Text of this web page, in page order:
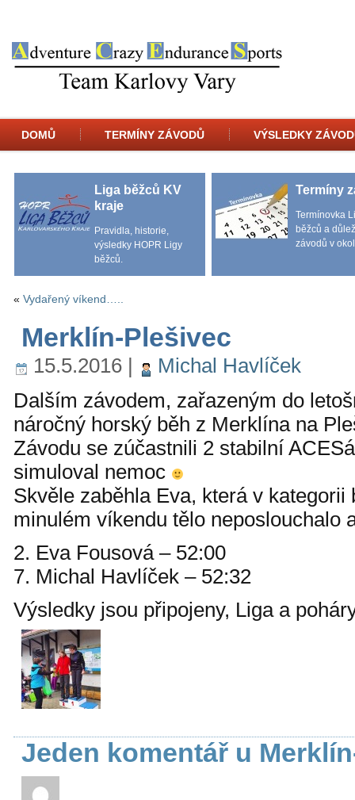
DOMŮ TERMÍNY ZÁVODŮ VÝSLEDKY
Liga běžců KV
kraje
Pravidla, historie,
výsledky HOPR Ligy
běžců.
Termíny
Termínovka
běžců a
závodů v
« Vydařený víkend…..
Merklín-Plešivec
15.5.2016 |
Michal Havlíček
Dalším závodem, zařazeným do
náročný horský běh z Merklína na
Závodu se zúčastnili 2 stabilní
simuloval nemoc
Skvěle zaběhla Eva, která v
minulém víkendu tělo neposlouchalo
2. Eva Fousová – 52:00
7. Michal Havlíček – 52:32
Výsledky jsou připojeny, Liga a
Jeden komentář u